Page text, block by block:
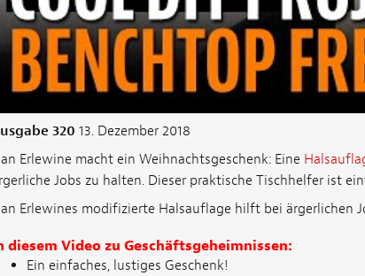
320 13. Dezember 2018
Erlewine macht ein Weihnachtsgeschenk: Eine
Jobs zu halten. Dieser praktische Tischhelfer ist
Erlewines modifizierte Halsauflage hilft bei ärgerlichen
diesem Video zu Geschäftsgeheimnissen:
Ein einfaches, lustiges Geschenk!